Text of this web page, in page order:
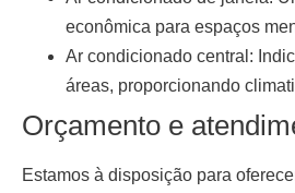
econômica para espaços
Ar condicionado central:
áreas, proporcionando
Orçamento e
Estamos à disposição para